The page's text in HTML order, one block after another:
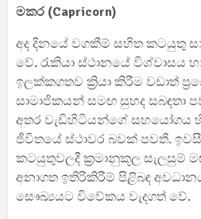
මකර (Capricorn)
අද දිනයේ වගකීම් සහිත කටයුතු
වේ. රැකියා ස්ථානයේ විශ්වාසය
ඉලක්කගතව ක්‍රියා කිරීම වඩාත්
සාමාජිකයන් සමඟ සුහද සබඳතා
අතර වැඩිහිටියන්ගේ සහයෝගය
ජීවිතයේ ස්ථාවර බවක් පවතී.
කටයුතුවලදී ක්‍රමානුකූල සැලසුම්
අනාගත ඉතිරිකිරීම් පිළිබඳ
සෞඛ්‍යයට විවේකය වැදගත් වේ.